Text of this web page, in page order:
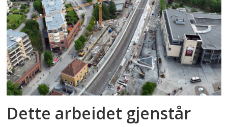
Dette arbeidet gjenstår